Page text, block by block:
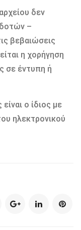
δεν
–
βεβαιώσεις
η χορήγηση
σε έντυπη ή
ο ίδιος με
ηλεκτρονικού